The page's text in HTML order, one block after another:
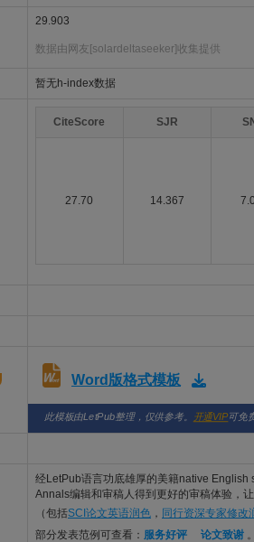
29.903
数据由网友[solardeltaseeker]收集提供
暂无h-index数据
CiteScore SJR
27.70 14.367
Word版格式模板
此模板由LetPub整理，仅供参考。 开通VIP可免
经LetPub语言功底雄厚的美籍native
Annals编辑和审稿人得到更好的审稿体验，
（包括SCI论文英语润色 ， 同行资深专家修改
部分发表范例可查看： 服务好评 论文致谢